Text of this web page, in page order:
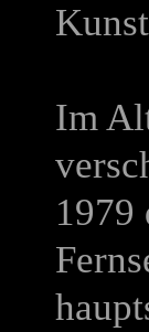
Im
1979